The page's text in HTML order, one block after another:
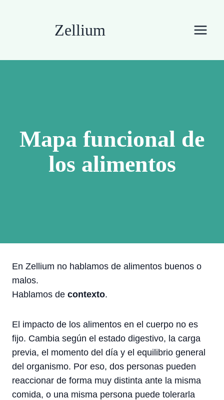
Zellium
Mapa funcional de
los alimentos
En Zellium no hablamos de alimentos buenos o
malos.
Hablamos de contexto.
El impacto de los alimentos en el cuerpo no es
fijo. Cambia según el estado digestivo, la carga
previa, el momento del día y el equilibrio general
del organismo. Por eso, dos personas pueden
reaccionar de forma muy distinta ante la misma
comida, o una misma persona puede tolerarla